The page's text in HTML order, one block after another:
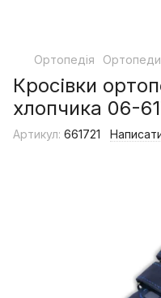
Ортопедія
Кросівки
хлопчика 06-
Артикул: 661721